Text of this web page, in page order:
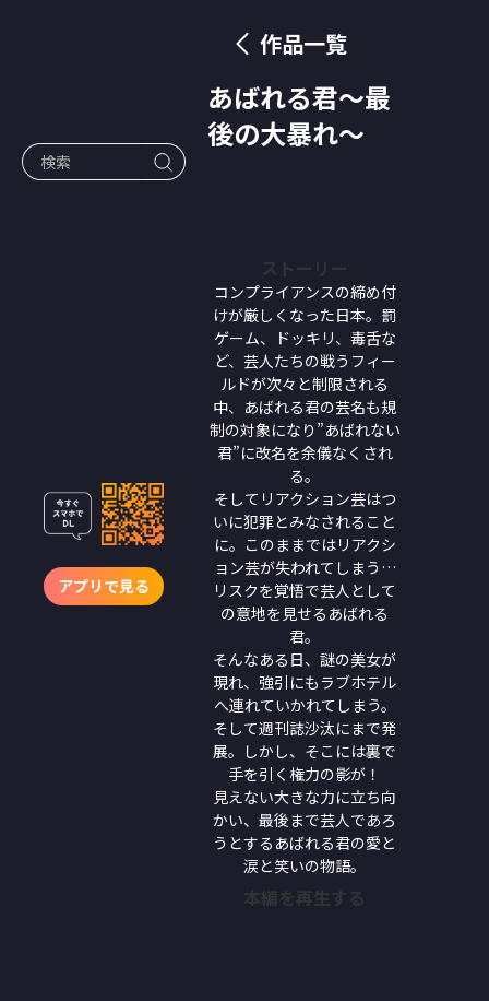
アプリで見る
作品一覧
あばれる君～最
後の大暴れ～
ストーリー
コンプライアンスの締め付
けが厳しくなった日本。罰
ゲーム、ドッキリ、毒舌な
ど、芸人たちの戦うフィー
ルドが次々と制限される
中、あばれる君の芸名も規
制の対象になり”あばれない
君”に改名を余儀なくされ
る。
そしてリアクション芸はつ
いに犯罪とみなされること
に。このままではリアクシ
ョン芸が失われてしまう…
リスクを覚悟で芸人として
の意地を見せるあばれる
君。
そんなある日、謎の美女が
現れ、強引にもラブホテル
へ連れていかれてしまう。
そして週刊誌沙汰にまで発
展。しかし、そこには裏で
手を引く権力の影が！
見えない大きな力に立ち向
かい、最後まで芸人であろ
うとするあばれる君の愛と
涙と笑いの物語。
本編を再生する